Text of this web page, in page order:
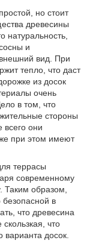
но стоит
древесины
натуральность,
и
вид. При
тепло, что даст
из досок
очень
в том, что
стороны
всего они
при этом имеют
террасы
современному
Таким образом,
безопасной в
что древесина
что
варианта досок.